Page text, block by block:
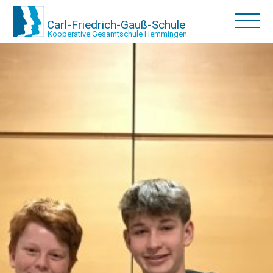
Carl-Friedrich-Gauß-Schule
Kooperative Gesamtschule Hemmingen